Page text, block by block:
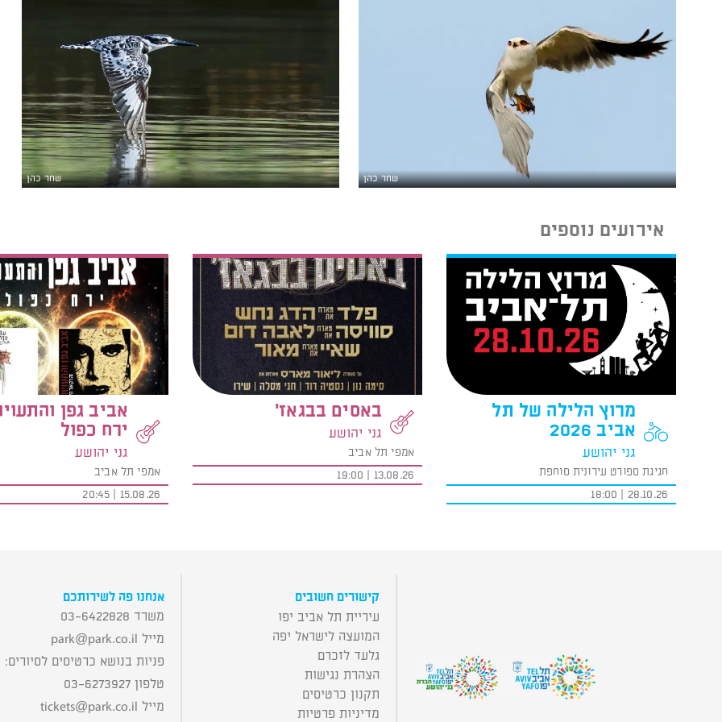
שחר כהן שחר כהן
אירועים נוספים
מרוץ הלילה של תל
אביב 2026
גני יהושע
חגיגת ספורט עירונית סוחפת
28.10.26 | 18:00
באסים בבגאז'
גני יהושע
אמפי תל אביב
13.08.26 | 19:00
אביב גפן
ירח כפול
גני יהושע
אמפי תל אביב
15.08.26 | 20:45
קישורים חשובים
עיריית תל אביב יפו
המועצה לישראל יפה
גלעד לזכרם
הצהרת נגישות
תקנון כרטיסים
מדיניות פרטיות
אנחנו פה לשירותכם
משרד 03-6422828
מייל
park@park.co.il
פניות בנושא כרטיסים לסיורים:
טלפון 03-6273927
מייל
tickets@park.co.il